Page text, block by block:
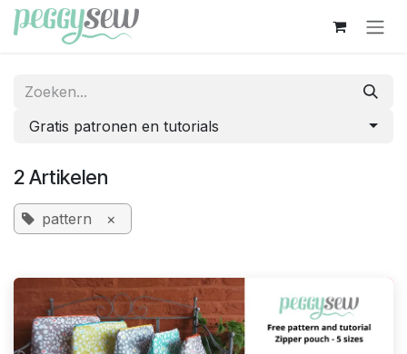
Overslaan naar inhoud
Gratis patronen en tutorials
2 Artikelen
pattern ×